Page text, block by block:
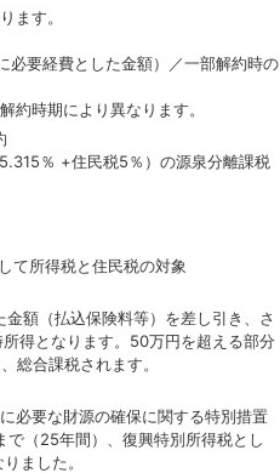
ます。
必要経費とした金額）／一部解約時の
約時期により異なります。
％ +住民税5％）の源泉分離課税
て所得税と住民税の対象
額（払込保険料等）を差し引き、さ
得となります。50万円を超える部分
総合課税されます。
必要な財源の確保に関する特別措置
（25年間）、復興特別所得税とし
ました。